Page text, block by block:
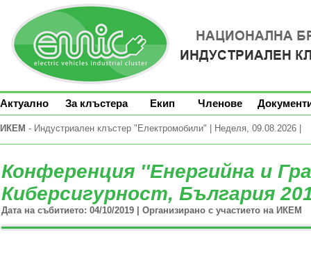
Актуално За клъстера Екип Членове
ИКЕМ - Индустриален клъстер "Електромобили" | Неделя, 09.08.2026 |
Конференция ''Енергийна и
Киберсигурност, България
Дата на събитието: 04/10/2019 | Организирано с участието на ИКЕМ